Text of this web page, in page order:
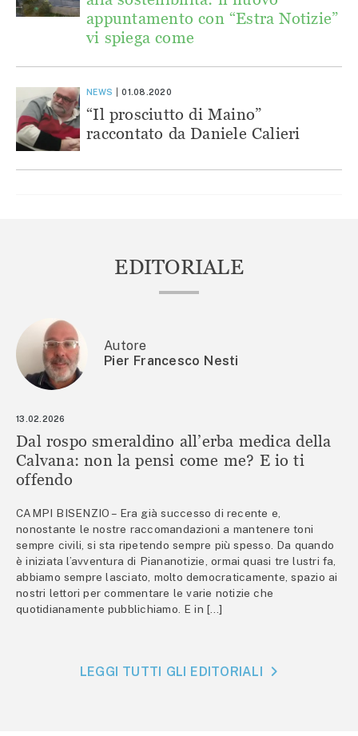
appuntamento con “Estra Notizie”
vi spiega come
NEWS 01.08.2020
“Il prosciutto di Maino”
raccontato da Daniele Calieri
EDITORIALE
Autore
Pier Francesco Nesti
13.02.2026
Dal rospo smeraldino all’erba medica della
Calvana: non la pensi come me? E io ti
offendo
CAMPI BISENZIO – Era già successo di recente e,
nonostante le nostre raccomandazioni a mantenere toni
sempre civili, si sta ripetendo sempre più spesso. Da quando
è iniziata l’avventura di Piananotizie, ormai quasi tre lustri fa,
abbiamo sempre lasciato, molto democraticamente, spazio ai
nostri lettori per commentare le varie notizie che
quotidianamente pubblichiamo. E in […]
LEGGI TUTTI GLI EDITORIALI